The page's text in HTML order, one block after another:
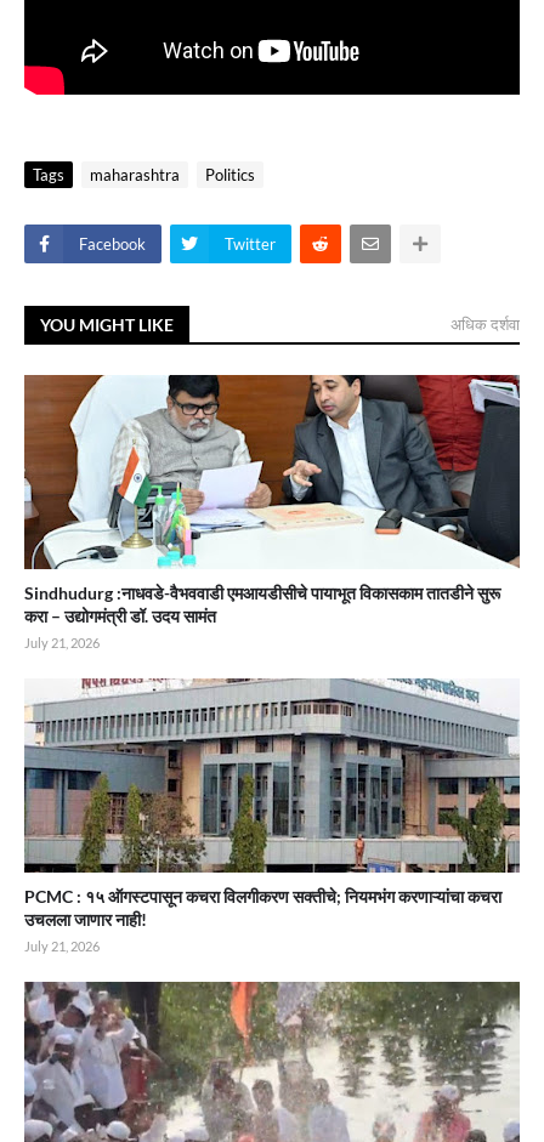
Tags maharashtra Politics
Facebook Twitter
YOU MIGHT LIKE अधिक दर्शवा
Sindhudurg :नाधवडे-वैभववाडी एमआयडीसीचे पायाभूत विकासकाम तातडीने सुरू
करा – उद्योगमंत्री डॉ. उदय सामंत
July 21, 2026
PCMC : १५ ऑगस्टपासून कचरा विलगीकरण सक्तीचे; नियमभंग करणाऱ्यांचा कचरा
उचलला जाणार नाही!
July 21, 2026